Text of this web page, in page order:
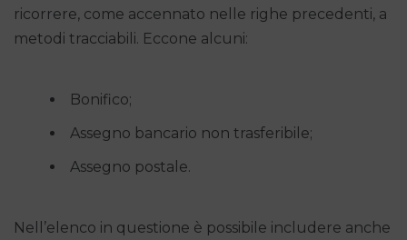
ricorrere, come accennato nelle righe precedenti, a
metodi tracciabili. Eccone alcuni:
Bonifico;
Assegno bancario non trasferibile;
Assegno postale.
Nell’elenco in questione è possibile includere anche